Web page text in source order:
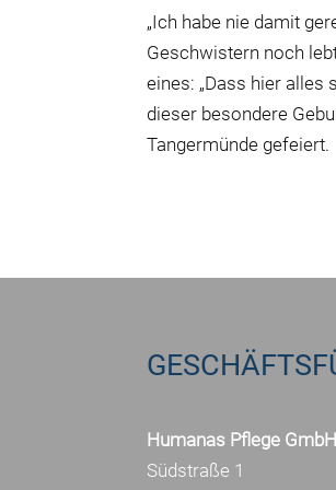
„Ich habe nie damit
Geschwistern noch
eines: „Dass hier alles
dieser besondere
Tangermünde gefeiert.
Humanas Pflege
Südstraße 1